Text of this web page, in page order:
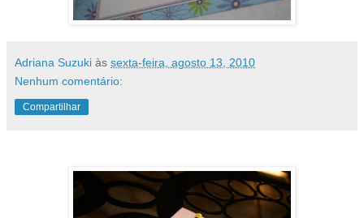
Adriana Suzuki às sexta-feira, agosto 13, 2010
Nenhum comentário:
Compartilhar